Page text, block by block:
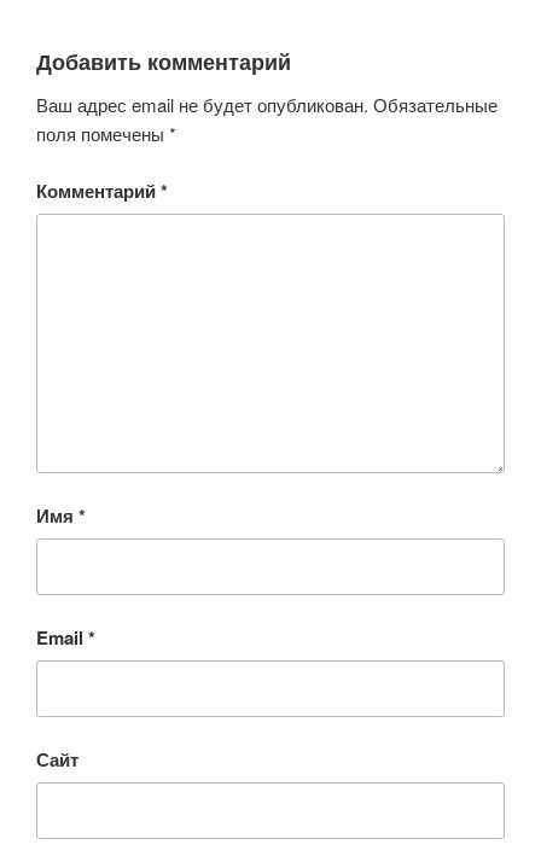
Добавить комментарий
Ваш адрес email не будет опубликован. Обязательные
поля помечены *
Комментарий*
Имя *
Email *
Сайт